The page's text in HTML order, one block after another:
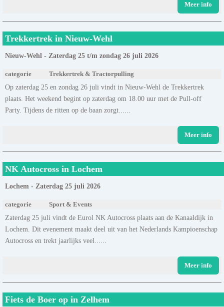
Meer info
Trekkertrek in Nieuw-Wehl
Nieuw-Wehl - Zaterdag 25 t/m zondag 26 juli 2026
categorie Trekkertrek & Tractorpulling
Op zaterdag 25 en zondag 26 juli vindt in Nieuw-Wehl de Trekkertrek
plaats. Het weekend begint op zaterdag om 18.00 uur met de Pull-off
Party. Tijdens de ritten op de baan zorgt......
Meer info
NK Autocross in Lochem
Lochem - Zaterdag 25 juli 2026
categorie Sport & Events
Zaterdag 25 juli vindt de Eurol NK Autocross plaats aan de Kanaaldijk in
Lochem. Dit evenement maakt deel uit van het Nederlands Kampioenschap
Autocross en trekt jaarlijks veel......
Meer info
Fiets de Boer op in Zelhem